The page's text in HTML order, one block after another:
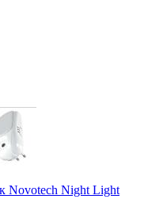
Novotech Night Light